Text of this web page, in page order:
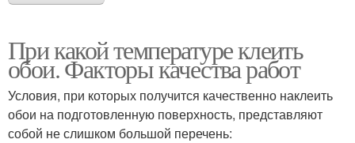
При какой температуре клеить
обои. Факторы качества работ
Условия, при которых получится качественно наклеить
обои на подготовленную поверхность, представляют
собой не слишком большой перечень: